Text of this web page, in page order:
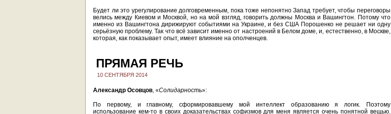
Будет ли это урегулирование долговременным, пока тоже непонятно Запад требует, чтобы переговоры
велись между Киевом и Москвой, но на мой взгляд, говорить должны Москва и Вашингтон. Потому что
именно из Вашингтона дирижируют событиями на Украине, и без США Порошенко не решает ни одну
серьёзную проблему. Так что всё зависит именно от настроений в Белом доме, и, естественно, в Москве,
которая, как показывает опыт, имеет влияние на ополченцев.
ПРЯМАЯ РЕЧЬ
10 СЕНТЯБРЯ 2014
Александр Осовцов, «Солидарность»:
По первому, и главному, сформировавшему мой интеллект образованию я логик. Поэтому
использование кем-то в своих доказательствах софизмов для меня является очень понятной вещью.